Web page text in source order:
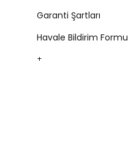
Garanti Şartları
Havale Bildirim Formu
+